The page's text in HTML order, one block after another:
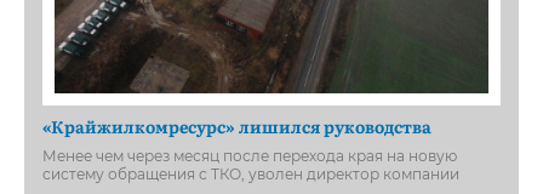
«Крайжилкомресурс» лишился руководства
Менее чем через месяц после перехода края на новую
систему обращения с ТКО, уволен директор компании